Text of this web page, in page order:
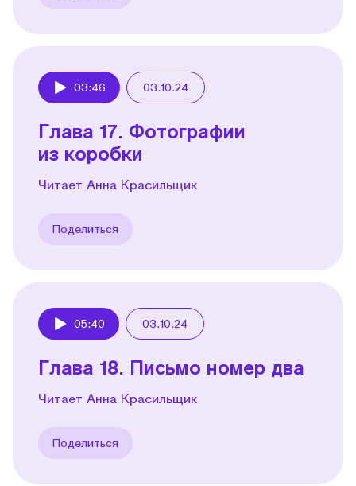
03:46 03.10.24
Глава 17. Фотографии
из коробки
Читает Анна Красильщик
Поделиться
05:40 03.10.24
Глава 18. Письмо номер два
Читает Анна Красильщик
Поделиться